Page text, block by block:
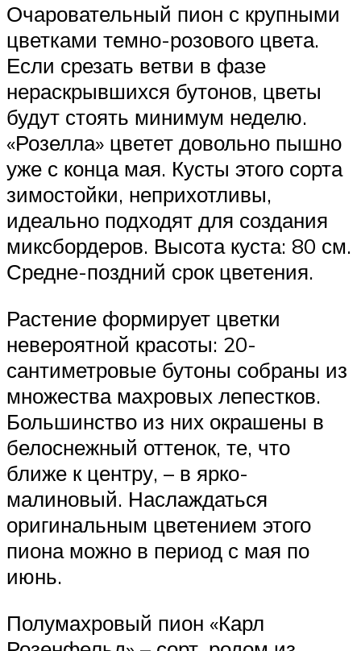
Очаровательный пион с крупными
цветками темно-розового цвета.
Если срезать ветви в фазе
нераскрывшихся бутонов, цветы
будут стоять минимум неделю.
«Розелла» цветет довольно пышно
уже с конца мая. Кусты этого сорта
зимостойки, неприхотливы,
идеально подходят для создания
миксбордеров. Высота куста: 80 см.
Средне-поздний срок цветения.
Растение формирует цветки
невероятной красоты: 20-
сантиметровые бутоны собраны из
множества махровых лепестков.
Большинство из них окрашены в
белоснежный оттенок, те, что
ближе к центру, – в ярко-
малиновый. Наслаждаться
оригинальным цветением этого
пиона можно в период с мая по
июнь.
Полумахровый пион «Карл